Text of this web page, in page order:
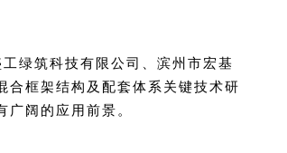
绿筑科技有限公司、滨州市宏基
合框架结构及配套体系关键技术研
阔的应用前景。